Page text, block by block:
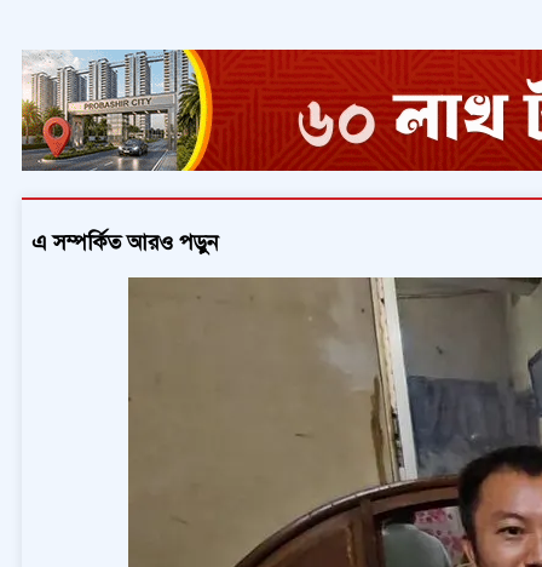
এ সম্পর্কিত আরও পড়ুন